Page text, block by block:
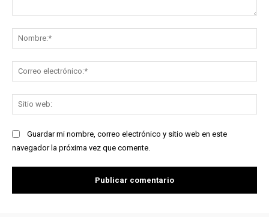
Guardar mi nombre, correo electrónico y sitio web en este
navegador la próxima vez que comente.